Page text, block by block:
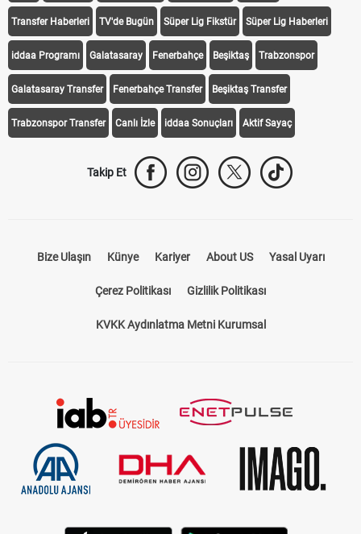
iddaa Canlı Skor Puan Durumu Canlı Anlatım At Yarışı
Transfer Haberleri TV'de Bugün Süper Lig Fikstür Süper Lig Haberleri
iddaa Programı Galatasaray Fenerbahçe Beşiktaş Trabzonspor
Galatasaray Transfer Fenerbahçe Transfer Beşiktaş Transfer
Canlı İzle iddaa Sonuçları Aktif Sayaç
Künye Kariyer About US
Çerez Politikası Gizlilik Politikası